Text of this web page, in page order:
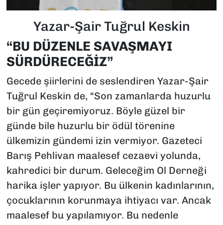
Yazar-Şair Tuğrul Keskin
“BU DÜZENLE SAVAŞMAYI
SÜRDÜRECEĞİZ”
Gecede şiirlerini de seslendiren Yazar-Şair
Tuğrul Keskin de, “Son zamanlarda huzurlu
bir gün geçiremiyoruz. Böyle güzel bir
günde bile huzurlu bir ödül törenine
ülkemizin gündemi izin vermiyor. Gazeteci
Barış Pehlivan maalesef cezaevi yolunda,
kahredici bir durum. Geleceğim Ol Derneği
harika işler yapıyor. Bu ülkenin kadınlarının,
çocuklarının korunmaya ihtiyacı var. Ancak
maalesef bu yapılamıyor. Bu nedenle